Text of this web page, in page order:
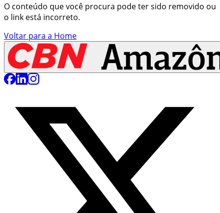
O conteúdo que você procura pode ter sido removido ou
o link está incorreto.
Voltar para a Home